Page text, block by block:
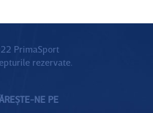
PrimaSport
rezervate.
NE PE